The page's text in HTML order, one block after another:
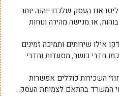
אם העסק שלכם ייהנה יותר
או מגישה מהירה ונוחות
אילו שירותים ותמיכה זמינים
חדרי כושר, מסעדות וחדרי
השכירות כוללים אפשרות
המשרד בהתאם לצמיחת העסק.